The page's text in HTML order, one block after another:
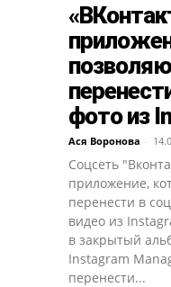
фото из
Ася Воронова -
Соцсеть
приложение,
перенести в
видео из
в закрытый
Instagram
перенести...